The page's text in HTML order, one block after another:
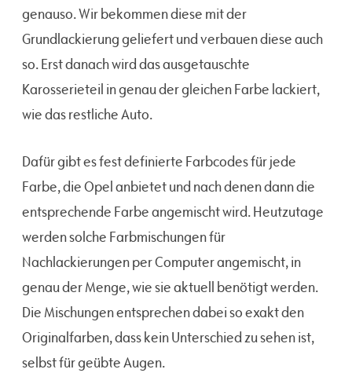
genauso. Wir bekommen diese mit der
Grundlackierung geliefert und verbauen diese auch
so. Erst danach wird das ausgetauschte
Karosserieteil in genau der gleichen Farbe lackiert,
wie das restliche Auto.
Dafür gibt es fest definierte Farbcodes für jede
Farbe, die Opel anbietet und nach denen dann die
entsprechende Farbe angemischt wird. Heutzutage
werden solche Farbmischungen für
Nachlackierungen per Computer angemischt, in
genau der Menge, wie sie aktuell benötigt werden.
Die Mischungen entsprechen dabei so exakt den
Originalfarben, dass kein Unterschied zu sehen ist,
selbst für geübte Augen.